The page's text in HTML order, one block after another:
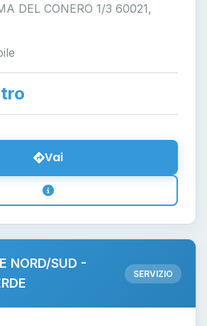
DEL CONERO 1/3 60021,
Vai
NORD/SUD -
SERVIZIO